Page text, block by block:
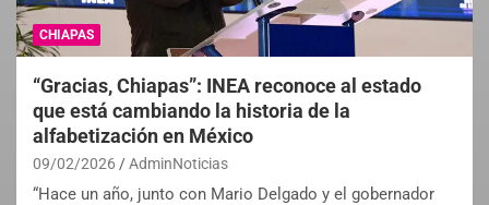
CHIAPAS
“Gracias, Chiapas”: INEA reconoce al estado
que está cambiando la historia de la
alfabetización en México
09/02/2026 AdminNoticias
“Hace un año, junto con Mario Delgado y el gobernador